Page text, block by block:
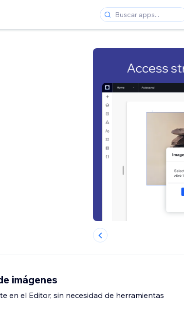
imágenes
en el Editor, sin necesidad de herramientas